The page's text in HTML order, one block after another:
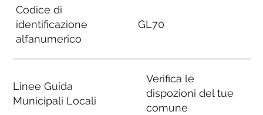
Codice di
identificazione
alfanumerico
Linee Guida
Municipali Locali
GL70
Verifica le
dispozioni del tue
comune